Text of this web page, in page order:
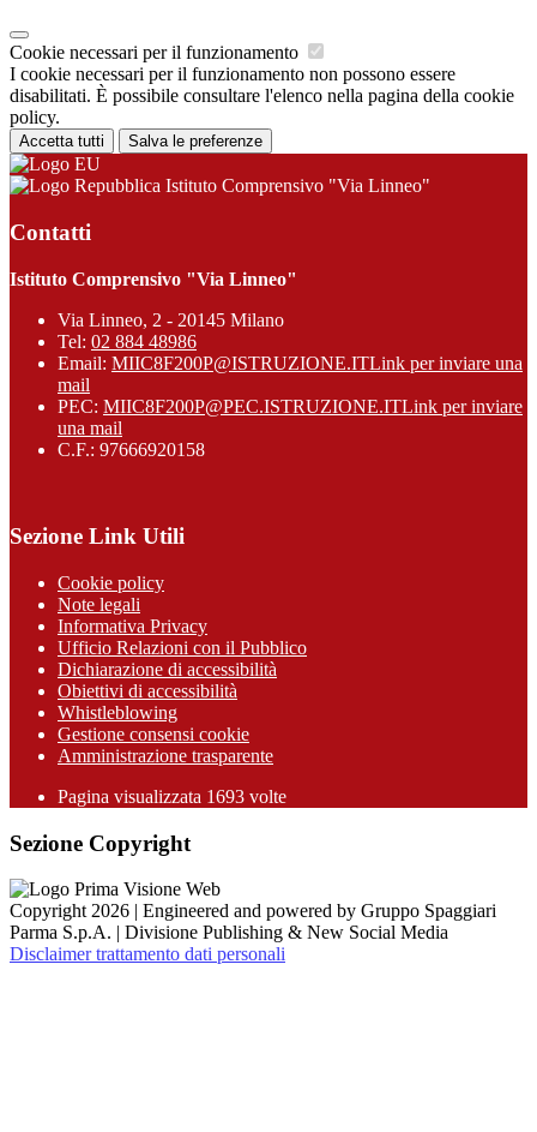
Cookie necessari per il funzionamento
I cookie necessari per il funzionamento non possono essere
disabilitati. È possibile consultare l'elenco nella pagina della cookie
policy.
Accetta tutti Salva le preferenze
Istituto Comprensivo "Via Linneo"
Contatti
Istituto Comprensivo "Via Linneo"
Via Linneo, 2 - 20145 Milano
Tel: 02 884 48986
Email: MIIC8F200P@ISTRUZIONE.ITLink per inviare una
mail
PEC: MIIC8F200P@PEC.ISTRUZIONE.ITLink per inviare
una mail
C.F.: 97666920158
Sezione Link Utili
Cookie policy
Note legali
Informativa Privacy
Ufficio Relazioni con il Pubblico
Dichiarazione di accessibilità
Obiettivi di accessibilità
Whistleblowing
Gestione consensi cookie
Amministrazione trasparente
Pagina visualizzata 1693 volte
Sezione Copyright
Copyright 2026 | Engineered and powered by Gruppo Spaggiari
Parma S.p.A. | Divisione Publishing & New Social Media
Disclaimer trattamento dati personali